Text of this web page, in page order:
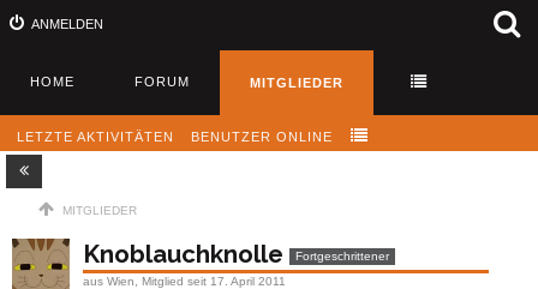
ANMELDEN
HOME FORUM MITGLIEDER
LETZTE AKTIVITÄTEN BENUTZER ONLINE
MITGLIEDER
Knoblauchknolle
Fortgeschrittener
aus Wien
Mitglied seit 17. April 2011